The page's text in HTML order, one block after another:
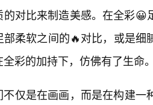
的对比来制造美感。在全彩
部柔软之间的🔥对比，或是
全彩的加持下，仿佛有了生命
不仅是在画画，而是在构建